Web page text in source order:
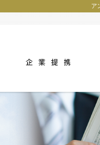
ア